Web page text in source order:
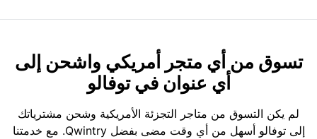
تسوق من أي متجر أمريكي واشحن إلى
أي عنوان في توفالو
لم يكن التسوق من متاجر التجزئة الأمريكية وشحن مشترياتك
إلى توفالو أسهل من أي وقت مضى بفضل Qwintry. مع خدمتنا